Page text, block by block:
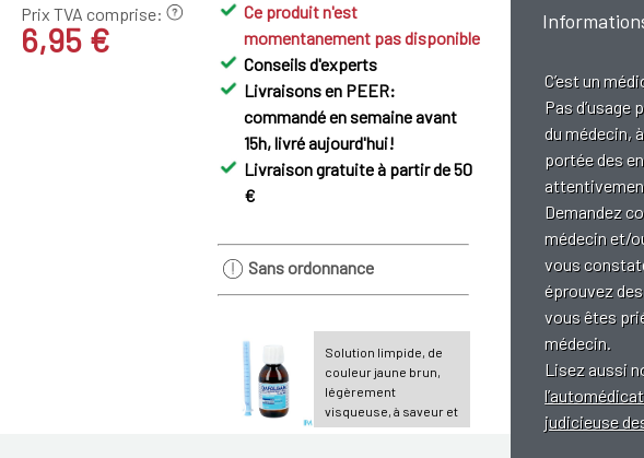
Prix TVA comprise:
6,95 €
Ce produit n'est
momentanement pas disponible
Conseils d'experts
Livraisons en PEER:
commandé en semaine avant
15h, livré aujourd'hui!
Livraison gratuite à partir de 50
€
Sans ordonnance
Solution limpide, de
couleur jaune brun,
légèrement
visqueuse, à saveur et
à odeur de caramel-
C’est un
Pas d’usage
du médecin,
portée des
Demandez
médecin et/
vous
éprouvez
vous êtes
médecin.
Lisez aussi
judicieuse